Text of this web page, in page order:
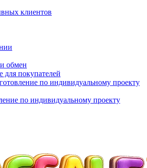
клиентов
обмен
для покупателей
по индивидуальному проекту
по индивидуальному проекту